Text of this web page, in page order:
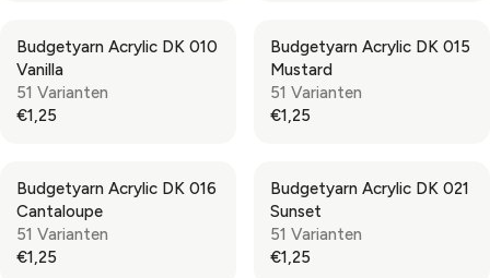
2
5
2
5
I
C
E
€
2
5
I
C
E
€
2
5
U
L
A
R
I
C
E
€
U
L
A
R
I
C
E
€
Budgetyarn Acrylic DK 010
Vanilla
51 Varianten
R
U
L
A
R
€1,25
Budgetyarn Acrylic DK 015
Mustard
51 Varianten
R
U
L
A
R
€1,25
Budgetyarn Acrylic DK 016
Cantaloupe
51 Varianten
R
€1,25
Budgetyarn Acrylic DK 021
Sunset
51 Varianten
R
€1,25